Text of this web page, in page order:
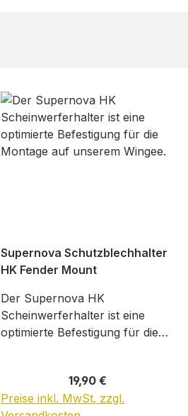
Supernova Schutzblechhalter
HK Fender Mount
Der Supernova HK
Scheinwerferhalter ist eine
optimierte Befestigung für die
Wingee. Dieser Halter bietet
keinen Platz für die
Regulärer Preis:
19,90 €
Preise inkl. MwSt. zzgl.